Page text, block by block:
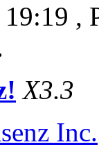
,
X3.3
Inc.